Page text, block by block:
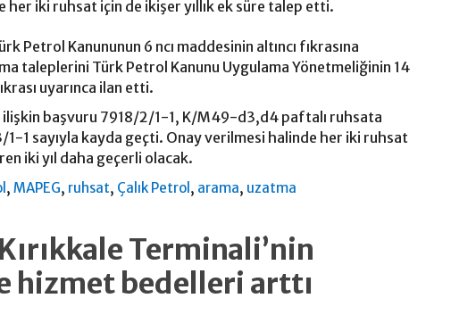
iki ruhsat için de ikişer yıllık ek süre talep etti.
Petrol Kanununun 6 ncı maddesinin altıncı fıkrasına
taleplerini Türk Petrol Kanunu Uygulama Yönetmeliğinin 14
uyarınca ilan etti.
başvuru 7918/2/1-1, K/M49-d3,d4 paftalı ruhsata
1 sayıyla kayda geçti. Onay verilmesi halinde her iki ruhsat
iki yıl daha geçerli olacak.
,MAPEG, ruhsat, Çalık Petrol , arama, uzatma
Terminali’nin
hizmet bedelleri arttı